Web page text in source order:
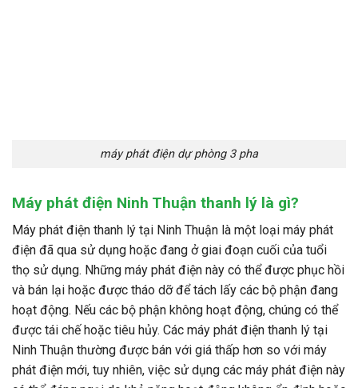
máy phát điện dự phòng 3 pha
Máy phát điện Ninh Thuận thanh lý là gì?
Máy phát điện thanh lý tại Ninh Thuận là một loại máy phát
điện đã qua sử dụng hoặc đang ở giai đoạn cuối của tuổi
thọ sử dụng. Những máy phát điện này có thể được phục hồi
và bán lại hoặc được tháo dỡ để tách lấy các bộ phận đang
hoạt động. Nếu các bộ phận không hoạt động, chúng có thể
được tái chế hoặc tiêu hủy. Các máy phát điện thanh lý tại
Ninh Thuận thường được bán với giá thấp hơn so với máy
phát điện mới, tuy nhiên, việc sử dụng các máy phát điện này